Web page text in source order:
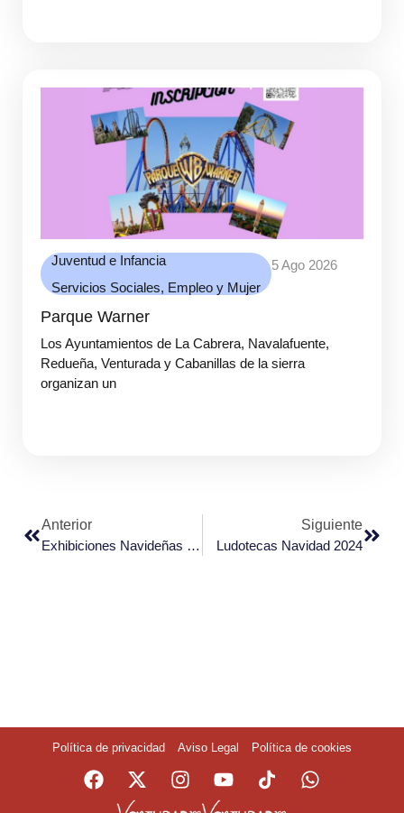
Juventud e Infancia
Servicios Sociales, Empleo y Mujer
5 Ago 2026
Parque Warner
Los Ayuntamientos de La Cabrera, Navalafuente,
Redueña, Venturada y Cabanillas de la sierra
organizan un
Anterior
Exhibiciones Navideñas en Venturada
Siguiente
Ludotecas Navidad 2024
Política de privacidad Aviso Legal Política de cookies